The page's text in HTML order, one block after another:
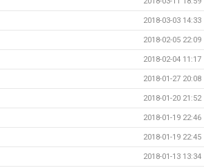
2018-03-03 14:33
2018-02-05 22:09
2018-02-04 11:17
2018-01-27 20:08
2018-01-20 21:52
2018-01-19 22:46
2018-01-19 22:45
2018-01-13 13:34